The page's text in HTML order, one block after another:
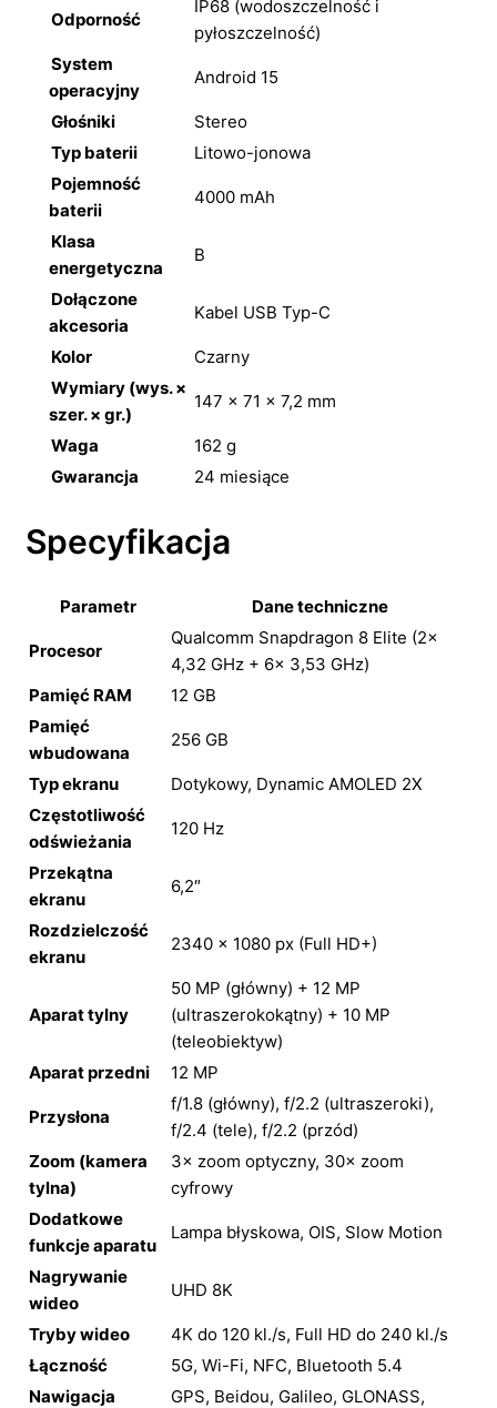
Odporność
IP68 (wodoszczelność i
pyłoszczelność)
System
operacyjny
Android 15
Głośniki
Stereo
Typ baterii
Litowo-jonowa
Pojemność
baterii
4000 mAh
Klasa
energetyczna
B
Dołączone
akcesoria
Kabel USB Typ-C
Kolor
Czarny
Wymiary (wys. ×
szer. × gr.)
147 × 71 × 7,2 mm
Waga
162 g
Gwarancja
24 miesiące
Specyfikacja
Parametr Dane techniczne
Procesor
Qualcomm Snapdragon 8 Elite (2×
4,32 GHz + 6× 3,53 GHz)
Pamięć RAM
12 GB
Pamięć
wbudowana
256 GB
Typ ekranu
Dotykowy, Dynamic AMOLED 2X
Częstotliwość
odświeżania
120 Hz
Przekątna
ekranu
6,2″
Rozdzielczość
ekranu
2340 × 1080 px (Full HD+)
Aparat tylny
50 MP (główny) + 12 MP
(ultraszerokokątny) + 10 MP
(teleobiektyw)
Aparat przedni
12 MP
Przysłona
f/1.8 (główny), f/2.2 (ultraszeroki),
f/2.4 (tele), f/2.2 (przód)
Zoom (kamera
tylna)
3× zoom optyczny, 30× zoom
cyfrowy
Dodatkowe
funkcje aparatu
Lampa błyskowa, OIS, Slow Motion
Nagrywanie
wideo
UHD 8K
Tryby wideo
4K do 120 kl./s, Full HD do 240 kl./s
Łączność
5G, Wi-Fi, NFC, Bluetooth 5.4
Nawigacja
GPS, Beidou, Galileo, GLONASS,